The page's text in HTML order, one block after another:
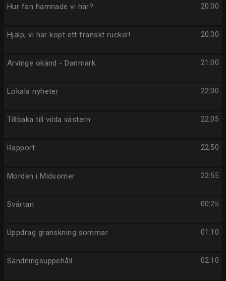
20:00
Hur fan hamnade vi här?
20:30
Hjälp, vi har köpt ett franskt ruckel!
21:00
Arvinge okänd - Danmark
22:00
Lokala nyheter
22:05
Tillbaka till vilda västern
22:50
Rapport
22:55
Morden i Midsomer
00:25
Svärtan
01:10
Uppdrag granskning sommar
02:10
Sändningsuppehåll